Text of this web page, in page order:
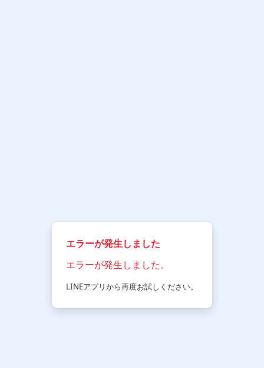
エラーが発生しました
エラーが発生しました。
LINEアプリから再度お試しください。